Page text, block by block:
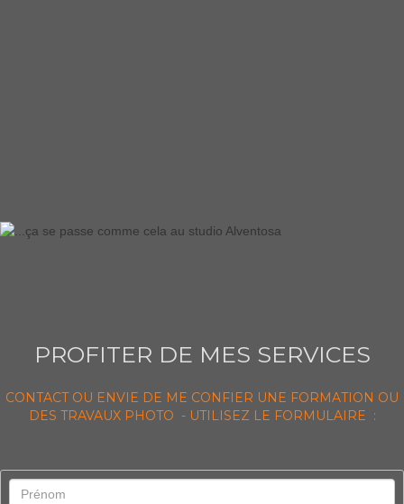
PROFITER DE MES SERVICES
CONTACT OU ENVIE DE ME CONFIER UNE FORMATION OU
DES TRAVAUX PHOTO - UTILISEZ LE FORMULAIRE :